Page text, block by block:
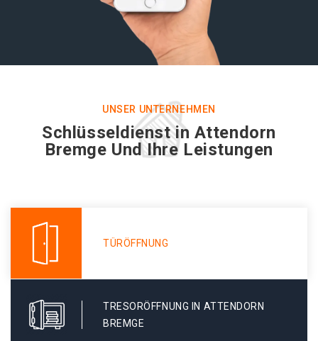
UNSER UNTERNEHMEN
Schlüsseldienst in Attendorn
Bremge Und Ihre Leistungen
TÜRÖFFNUNG
TRESORÖFFNUNG IN ATTENDORN
BREMGE